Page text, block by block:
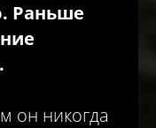
Раньше
он никогда